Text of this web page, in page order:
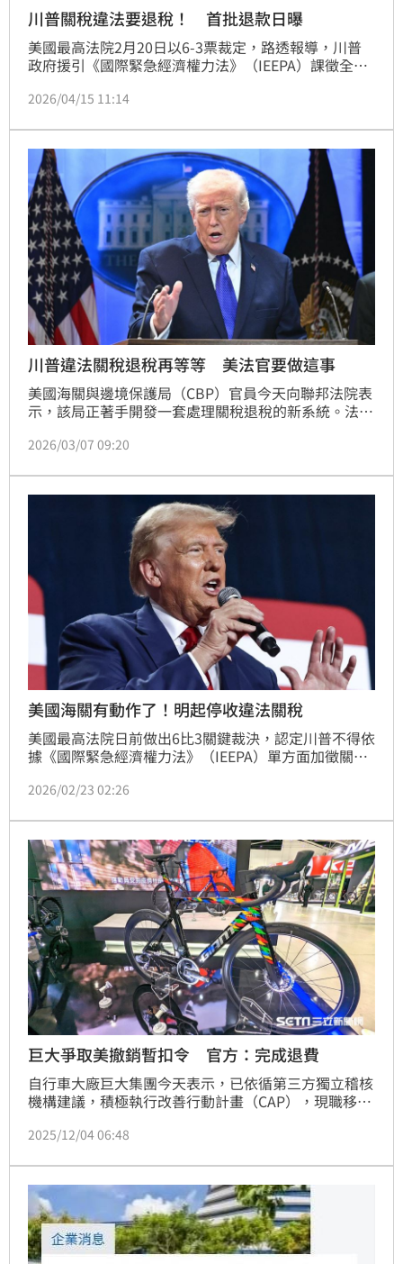
川普關稅違法要退稅！ 首批退款日曝
美國最高法院2月20日以6-3票裁定，路透報導，川普
政府援引《國際緊急經濟權力法》（IEEPA）課徵全面
第8款）。此裁定後，美國海關與邊境保護局（CBP）
及33萬多家進口商、5300萬批貨物。
2026/04/15 11:14
川普違法關稅退稅再等等 美法官要做這事
美國海關與邊境保護局（CBP）官員今天向聯邦法院表
示，該局正著手開發一套處理關稅退稅的新系統。法官
2026/03/07 09:20
美國海關有動作了！明起停收違法關稅
美國最高法院日前做出6比3關鍵裁決，認定川普不得依
據《國際緊急經濟權力法》（IEEPA）單方面加徵關
時間24日凌晨12時01分起（台灣時間25日中午12時01
2026/02/23 02:26
巨大爭取美撤銷暫扣令 官方：完成退費
自行車大廠巨大集團今天表示，已依循第三方獨立稽核
機構建議，積極執行改善行動計畫（CAP），現職移工
成為勞動與人權治理提升的正向案例。
2025/12/04 06:48